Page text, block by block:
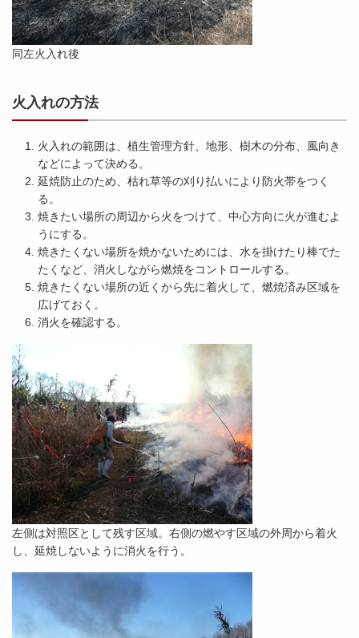
同左火入れ後
火入れの方法
火入れの範囲は、植生管理方針、地形、樹木の分布、風向き
などによって決める。
延焼防止のため、枯れ草等の刈り払いにより防火帯をつく
る。
焼きたい場所の周辺から火をつけて、中心方向に火が進むよ
うにする。
焼きたくない場所を焼かないためには、水を掛けたり棒でた
たくなど、消火しながら燃焼をコントロールする。
焼きたくない場所の近くから先に着火して、燃焼済み区域を
広げておく。
消火を確認する。
左側は対照区として残す区域。右側の燃やす区域の外周から着火
し、延焼しないように消火を行う。